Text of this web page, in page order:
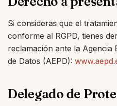
Si consideras que el
conforme al RGPD, tienes
reclamación ante la Agencia
de Datos (AEPD):
Delegado de